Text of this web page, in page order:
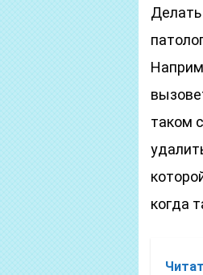
таком
когда